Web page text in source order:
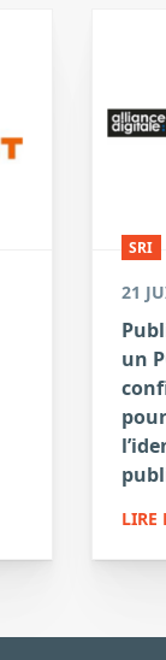
SRI
21
un
LIRE